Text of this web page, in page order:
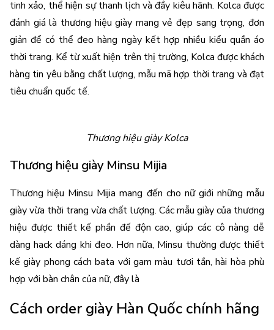
tinh xảo, thể hiện sự thanh lịch và đầy kiêu hãnh. Kolca được
đánh giá là thương hiệu giày mang vẻ đẹp sang trọng, đơn
giản để có thể đeo hàng ngày kết hợp nhiều kiểu quần áo
thời trang. Kể từ xuất hiện trên thị trường, Kolca được khách
hàng tin yêu bằng chất lượng, mẫu mã hợp thời trang và đạt
tiêu chuẩn quốc tế.
Thương hiệu giày Kolca
Thương hiệu giày Minsu Mijia
Thương hiệu Minsu Mijia mang đến cho nữ giới những mẫu
giày vừa thời trang vừa chất lượng. Các mẫu giày của thương
hiệu được thiết kế phần đế độn cao, giúp các cô nàng dễ
dàng hack dáng khi đeo. Hơn nữa, Minsu thường được thiết
kế giày phong cách bata với gam màu tươi tắn, hài hòa phù
hợp với bàn chân của nữ, đây là
Cách order giày Hàn Quốc chính hãng